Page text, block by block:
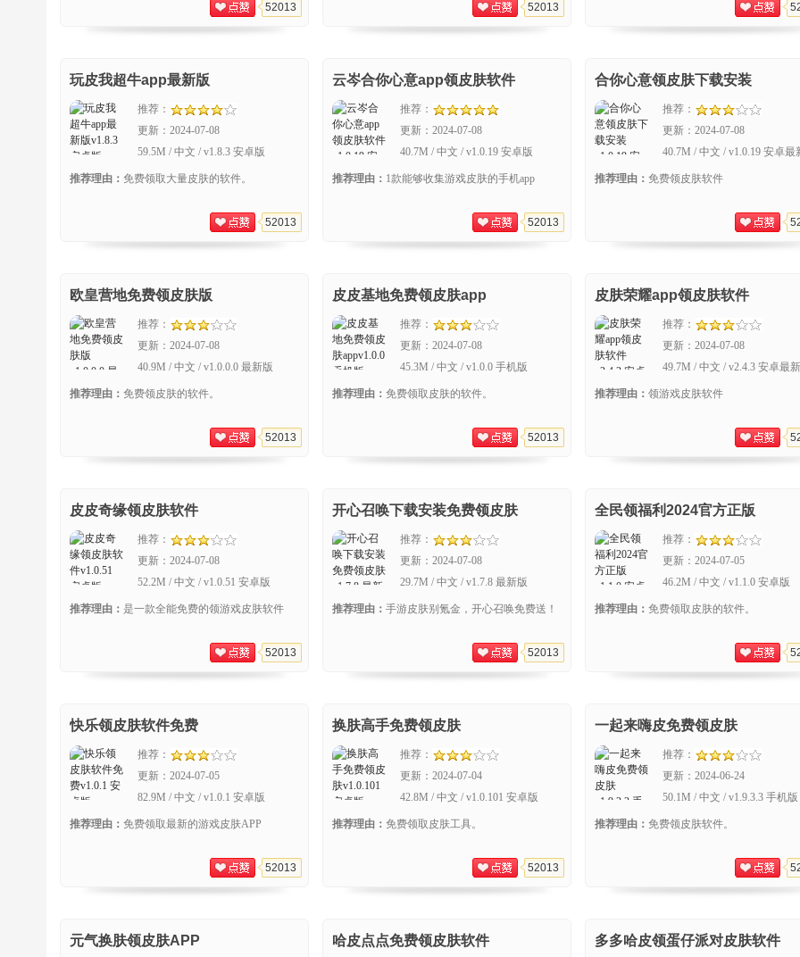
52013 52013
玩皮我超牛app最新版
推荐：
更新： 2024-07-08
59.5M / 中文 / v1.8.3 安卓版
推荐理由： 免费领取大量皮肤的软件。
52013
云岑合你心意app领皮肤软件
推荐：
更新： 2024-07-08
40.7M / 中文 / v1.0.19 安卓版
推荐理由： 1款能够收集游戏皮肤的手机app
52013
合你心意领皮肤下载安装
推荐：
更新： 2024-07-08
40.7M / 中文 / v1.0.19 安卓最
推荐理由： 免费领皮肤软件
欧皇营地免费领皮肤版
推荐：
更新： 2024-07-08
40.9M / 中文 / v1.0.0.0 最新版
推荐理由： 免费领皮肤的软件。
52013
皮皮基地免费领皮肤app
推荐：
更新： 2024-07-08
45.3M / 中文 / v1.0.0 手机版
推荐理由： 免费领取皮肤的软件。
52013
皮肤荣耀app领皮肤软件
推荐：
更新： 2024-07-08
49.7M / 中文 / v2.4.3 安卓最
推荐理由： 领游戏皮肤软件
皮皮奇缘领皮肤软件
推荐：
更新： 2024-07-08
52.2M / 中文 / v1.0.51 安卓版
推荐理由： 是一款全能免费的领游戏皮肤软件
52013
开心召唤下载安装免费领皮肤
推荐：
更新： 2024-07-08
29.7M / 中文 / v1.7.8 最新版
推荐理由： 手游皮肤别氪金，开心召唤免费送！
52013
全民领福利2024官方正版
推荐：
更新： 2024-07-05
46.2M / 中文 / v1.1.0 安卓版
推荐理由： 免费领取皮肤的软件。
快乐领皮肤软件免费
推荐：
更新： 2024-07-05
82.9M / 中文 / v1.0.1 安卓版
推荐理由： 免费领取最新的游戏皮肤APP
52013
换肤高手免费领皮肤
推荐：
更新： 2024-07-04
42.8M / 中文 / v1.0.101 安卓版
推荐理由： 免费领取皮肤工具。
52013
一起来嗨皮免费领皮肤
推荐：
更新： 2024-06-24
50.1M / 中文 / v1.9.3.3 手机版
推荐理由： 免费领皮肤软件。
元气换肤领皮肤APP 哈皮点点免费领皮肤软件 多多哈皮领蛋仔派对皮肤软件